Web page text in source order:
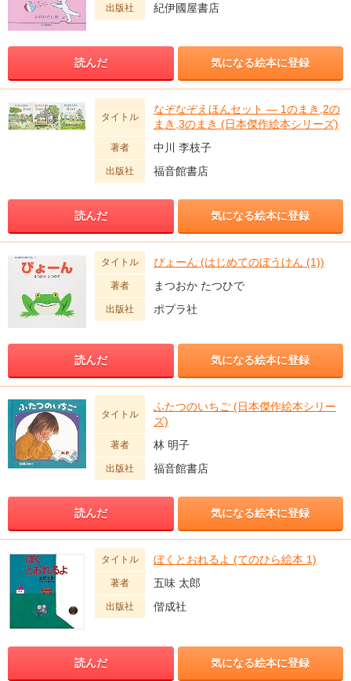
出版社 紀伊國屋書店
読んだ 気になる絵本に登録
タイトル
なぞなぞえほんセット ― 1のまき,2の
まき,3のまき (日本傑作絵本シリーズ)
著者 中川 李枝子
出版社 福音館書店
読んだ 気になる絵本に登録
タイトル ぴょーん (はじめてのぼうけん (1))
著者 まつおか たつひで
出版社 ポプラ社
読んだ 気になる絵本に登録
タイトル
ふたつのいちご (日本傑作絵本シリー
ズ)
著者 林 明子
出版社 福音館書店
読んだ 気になる絵本に登録
タイトル ぼくとおれるよ (てのひら絵本 1)
著者 五味 太郎
出版社 偕成社
読んだ 気になる絵本に登録